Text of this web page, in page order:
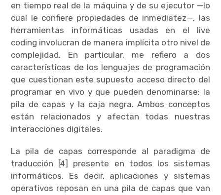
en tiempo real de la máquina y de su ejecutor —lo
cual le confiere propiedades de inmediatez—, las
herramientas informáticas usadas en el live
coding involucran de manera implícita otro nivel de
complejidad. En particular, me refiero a dos
características de los lenguajes de programación
que cuestionan este supuesto acceso directo del
programar en vivo y que pueden denominarse: la
pila de capas y la caja negra. Ambos conceptos
están relacionados y afectan todas nuestras
interacciones digitales.
La pila de capas corresponde al paradigma de
traducción [4] presente en todos los sistemas
informáticos. Es decir, aplicaciones y sistemas
operativos reposan en una pila de capas que van